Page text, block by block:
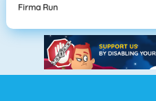
Firma Run